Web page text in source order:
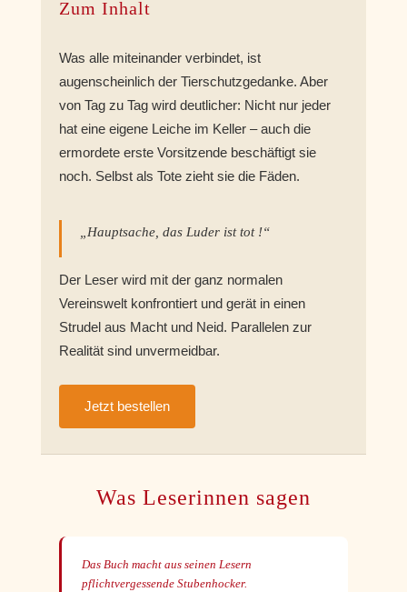
Zum Inhalt
Was alle miteinander verbindet, ist
augenscheinlich der Tierschutzgedanke. Aber
von Tag zu Tag wird deutlicher: Nicht nur jeder
hat eine eigene Leiche im Keller – auch die
ermordete erste Vorsitzende beschäftigt sie
noch. Selbst als Tote zieht sie die Fäden.
„Hauptsache, das Luder ist tot !“
Der Leser wird mit der ganz normalen
Vereinswelt konfrontiert und gerät in einen
Strudel aus Macht und Neid. Parallelen zur
Realität sind unvermeidbar.
Jetzt bestellen
Was Leserinnen sagen
Das Buch macht aus seinen Lesern
pflichtvergessende Stubenhocker.